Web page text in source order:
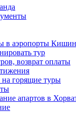
в аэропорты
тур
возврат оплаты
горящие туры
апартов в